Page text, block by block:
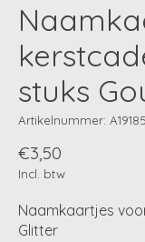
stuks
Artikelnummer:
€3,50
Incl. btw
Naamkaartjes
Glitter